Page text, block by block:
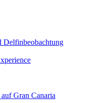
Delfinbeobachtung
Gran Canaria